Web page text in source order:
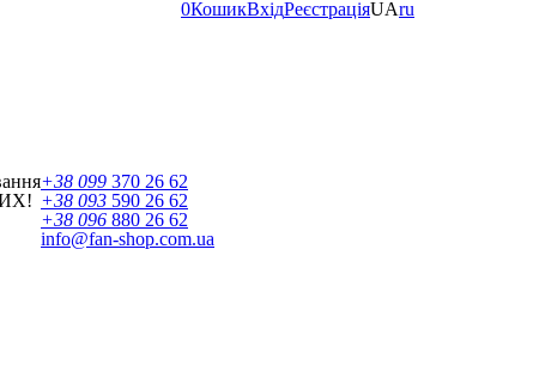
0КошикВхідРеєстраціяUAru
+38 099 370 26 62
+38 093 590 26 62
+38 096 880 26 62
info@fan-shop.com.ua